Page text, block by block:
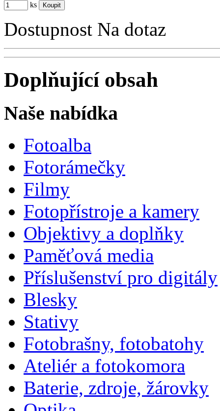
ks
Dostupnost Na dotaz
Doplňující obsah
Naše nabídka
Fotoalba
Fotorámečky
Filmy
Fotopřístroje a kamery
Objektivy a doplňky
Paměťová media
Příslušenství pro digitály
Blesky
Stativy
Fotobrašny, fotobatohy
Ateliér a fotokomora
Baterie, zdroje, žárovky